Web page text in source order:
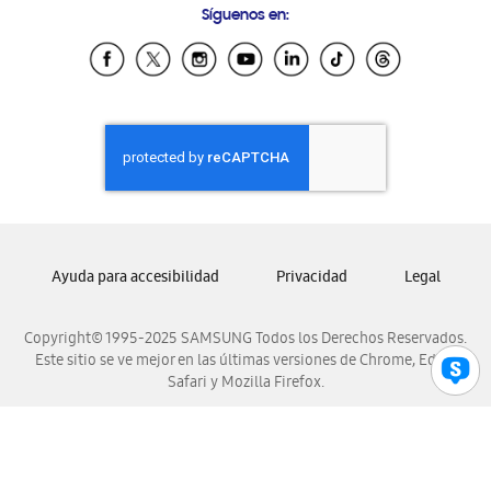
Samsung Ecuador
Samsung El Salvador
Samsung Honduras
Samsung Nicaragua
Samsung Panamá
Samsung Venezuela
Síguenos en:
Copyright© 1995-2025 SAMSUNG Todos los Derechos Reservados.
Este sitio se ve mejor en las últimas versiones de Chrome, Edge,
Safari y Mozilla Firefox.
Ayuda para accesibilidad Privacidad Legal